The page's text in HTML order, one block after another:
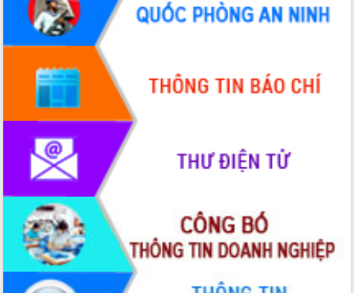
HĐND tỉnh thông qua điều chỉnh Quy
hoạch tỉnh thời kỳ 2021-2030
Hội thảo góp ý hồ sơ điều chỉnh quy
hoạch tỉnh Đắk Lắk thời kỳ 2021-2030,
tầm nhìn đến năm 2050
Nâng cao hiệu quả hoạt động của các
Hội nghị triển khai kết nối mạng
truyền số liệu chuyên dùng phục vụ cơ
quan Đảng, Nhà nước
Lễ phát động chuỗi hoạt động chung
tay làm sạch môi trường
Xã Ea Kar bước chuyển mình trong
công tác cải cách hành chính mô hình
mới
UBND tỉnh họp báo định kỳ tháng 4
năm 2026